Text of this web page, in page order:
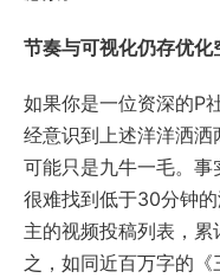
节奏与可视化仍存优
如果你是一位资深的P
经意识到上述洋洋洒
可能只是九牛一毛。
很难找到低于30分钟
主的视频投稿列表，
之，如同近百万字的